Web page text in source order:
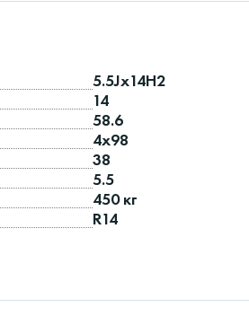
5.5Jx14H2
14
58.6
4x98
38
5.5
450 кг
R14